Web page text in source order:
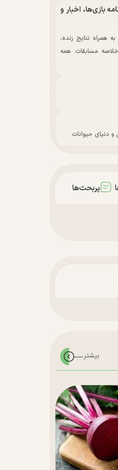
| نتایج، برنامه بازی‌ها، اخبار و
مشاهده جدول کامل جام جهانی 2026 به همراه نتایج زنده،
خلاصه مسابقات. همه
دنیای حیوانات
پربحث‌ها